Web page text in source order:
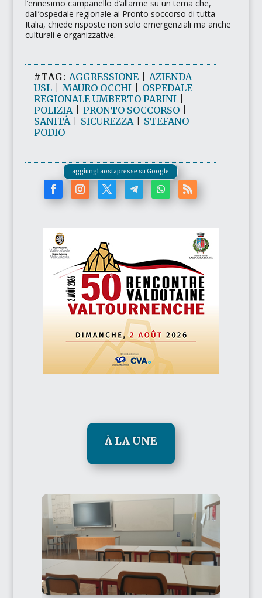
l’ennesimo campanello d’allarme su un tema che,
dall’ospedale regionale ai Pronto soccorso di tutta
Italia, chiede risposte non solo emergenziali ma anche
culturali e organizzative.
#TAG: AGGRESSIONE| AZIENDA
USL| MAURO OCCHI| OSPEDALE
REGIONALE UMBERTO PARINI|
POLIZIA| PRONTO SOCCORSO|
SANITÀ| SICUREZZA| STEFANO
PODIO
aggiungi aostapresse su Google
À LA UNE